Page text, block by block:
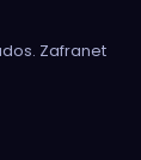
Zafranet